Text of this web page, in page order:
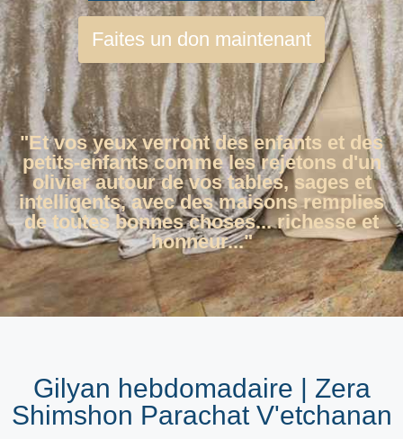
Faites un don maintenant
"Et vos yeux verront des enfants et des
petits-enfants comme les rejetons d'un
olivier autour de vos tables, sages et
intelligents, avec des maisons remplies
de toutes bonnes choses... richesse et
honneur..."
Gilyan hebdomadaire | Zera
Shimshon Parachat V'etchanan